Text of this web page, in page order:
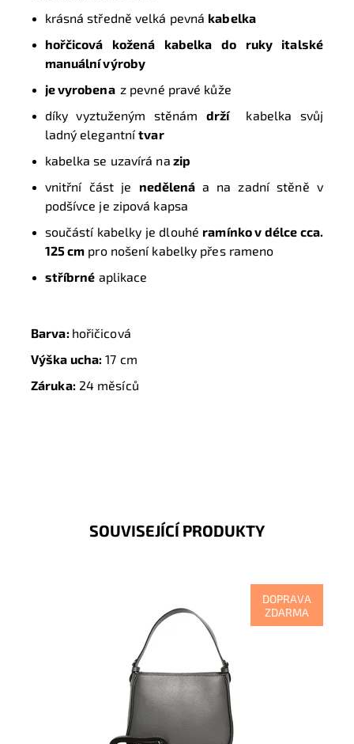
krásná středně velká pevná kabelka
hořčicová kožená kabelka do ruky italské
manuální výroby
je vyrobena z pevné pravé kůže
díky vyztuženým stěnámdržíkabelka svůj
ladný elegantnítvar
kabelka se uzavírá na zip
vnitřní část je nedělená a na zadní stěně v
podšívce je zipová kapsa
součástí kabelky je dlouhé ramínko v délce cca.
125 cm pro nošení kabelky přes rameno
stříbrné aplikace
Barva: hořičicová
Výška ucha: 17 cm
Záruka:24 měsíců
SOUVISEJÍCÍ PRODUKTY
DOPRAVA
ZDARMA
Krásná, kvalitní, tmavěšedá kožená kabelka
nadčasového designu je určena nejen pro náročnou
Skladem
14382
Vera Pelle
2 roky